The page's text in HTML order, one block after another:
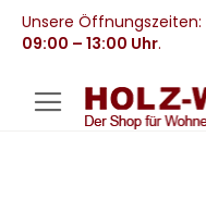
Unsere Öffnungszeiten:
09:00 – 13:00 Uhr.